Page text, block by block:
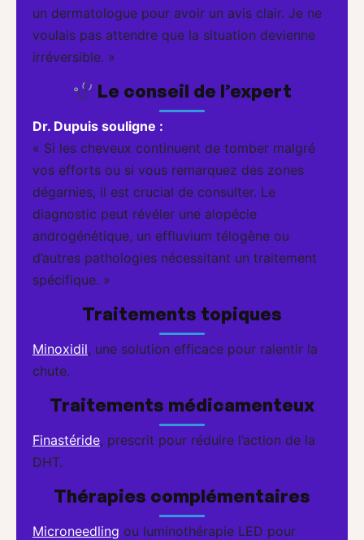
un dermatologue pour avoir un avis clair. Je ne
voulais pas attendre que la situation devienne
irréversible. »
Le conseil de l’expert
Dr. Dupuis souligne :
« Si les cheveux continuent de tomber malgré
vos efforts ou si vous remarquez des zones
dégarnies, il est crucial de consulter. Le
diagnostic peut révéler une alopécie
androgénétique, un effluvium télogène ou
d’autres pathologies nécessitant un traitement
spécifique. »
Traitements topiques
Minoxidil, une solution efficace pour ralentir la
chute.
Traitements médicamenteux
Finastéride, prescrit pour réduire l’action de la
DHT.
Thérapies complémentaires
Microneedling ou luminothérapie LED pour